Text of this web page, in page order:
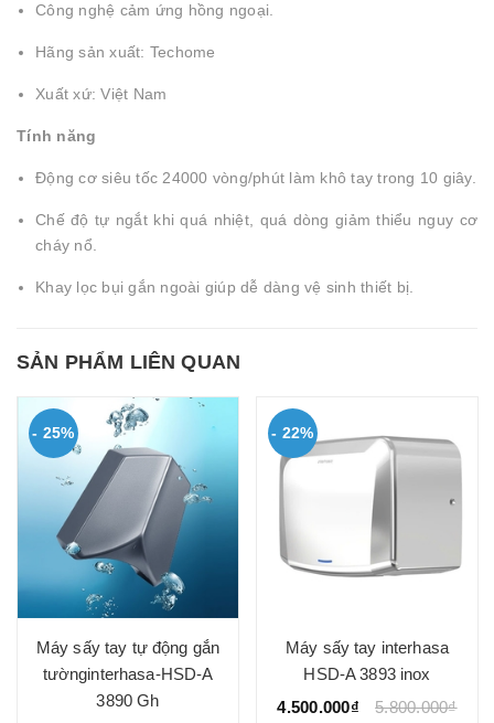
Công nghệ cảm ứng hồng ngoại.
Hãng sản xuất: Techome
Xuất xứ: Việt Nam
Tính năng
Động cơ siêu tốc 24000 vòng/phút làm khô tay trong 10 giây.
Chế độ tự ngắt khi quá nhiệt, quá dòng giảm thiểu nguy cơ
cháy nổ.
Khay lọc bụi gắn ngoài giúp dễ dàng vệ sinh thiết bị.
SẢN PHẨM LIÊN QUAN
- 25%
Máy sấy tay tự động gắn
tườnginterhasa-HSD-A
3890 Gh
- 22%
Máy sấy tay interhasa
HSD-A 3893 inox
4.500.000₫
5.800.000₫